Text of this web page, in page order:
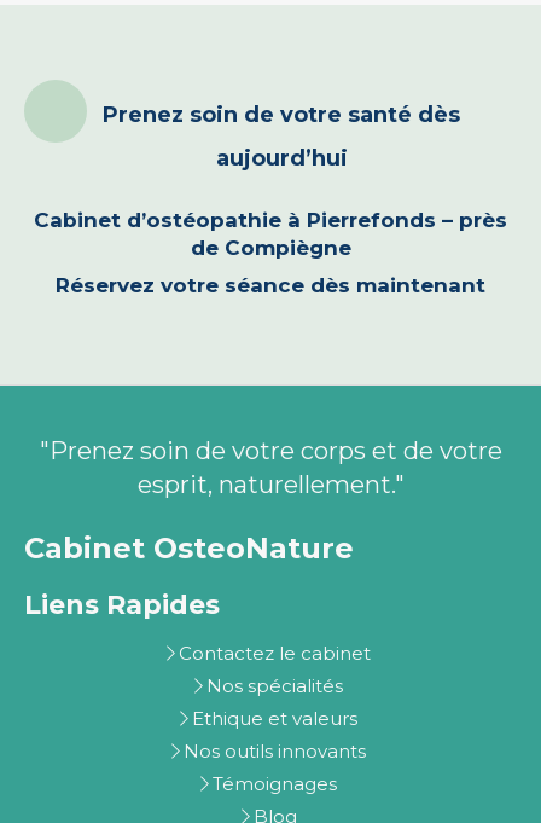
Prenez soin de votre santé dès
aujourd’hui
Cabinet d’ostéopathie à Pierrefonds – près
de Compiègne
Réservez votre séance dès maintenant
Cabinet OsteoNature
"Prenez soin de votre corps et de votre
esprit, naturellement."
Liens Rapides
Contactez le cabinet
Nos spécialités
Ethique et valeurs
Nos outils innovants
Témoignages
Blog